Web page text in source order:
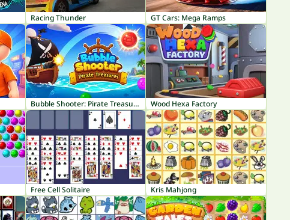
Racing Thunder GT Cars: Mega Ramps
Bubble Shooter: Pirate Treasures Wood Hexa Factory
Free Cell Solitaire Kris Mahjong